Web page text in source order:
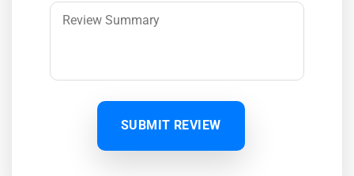
SUBMIT REVIEW